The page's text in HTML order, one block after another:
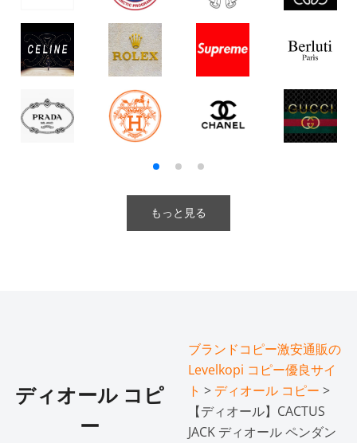
もっと見る
ディオール コピ
ー
ブランドコピー激安通販の
Levelkopi コピー優良サイ
ト > ディオール コピー >
【ディオール】CACTUS
JACK ディオール ペンダン